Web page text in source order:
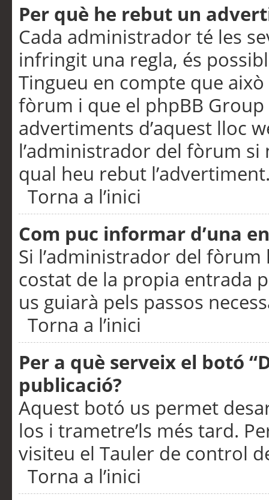
Per què he rebut un
Cada administrador té les
infringit una regla, és
Tingueu en compte que
fòrum i que el phpBB
advertiments d’aquest lloc
l’administrador del fòrum
qual heu rebut
Torna a l’inici
Com puc informar d’una
Si l’administrador del
costat de la propia entrada
us guiarà pels passos
Torna a l’inici
Per a què serveix el botó
publicació?
Aquest botó us permet
los i trametre’ls més tard.
visiteu el Tauler de control
Torna a l’inici